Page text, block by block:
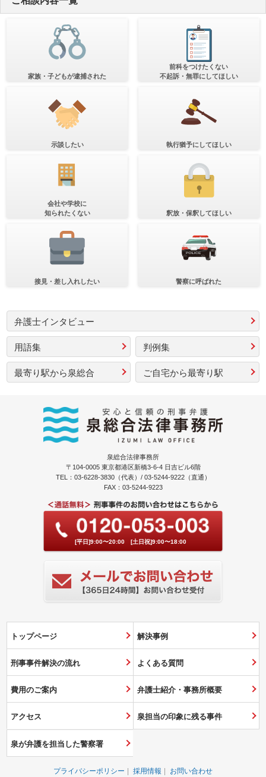
家族・子どもが逮捕された
前科をつけたくない
不起訴・無罪にしてほしい
示談したい 執行猶予にしてほしい
会社や学校に
知られたくない
釈放・保釈してほしい
接見・差し入れしたい 警察に呼ばれた
弁護士インタビュー
判例集
用語集
ご自宅から最寄り駅
最寄り駅から泉総合
泉総合法律事務所
〒104-0005 東京都港区新橋3-6-4 日吉ビル6階
TEL：03-6228-3830（代表）/ 03-5244-9222（直通）
FAX：03-5244-9223
[平日]9:00〜20:00 [土日祝]9:00〜18:00
トップページ 解決事例
刑事事件解決の流れ よくある質問
費用のご案内 弁護士紹介・事務所概要
アクセス 泉担当の印象に残る事件
泉が弁護を担当した警察署
プライバシーポリシー 採用情報 お問い合わせ